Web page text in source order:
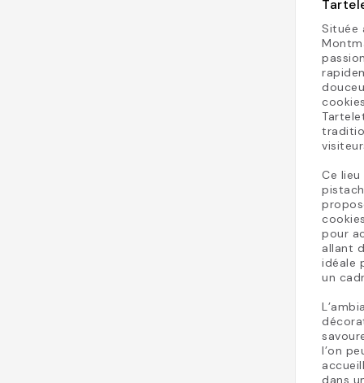
Située
Ce
pour
allant
idéale
un
l’on
dans